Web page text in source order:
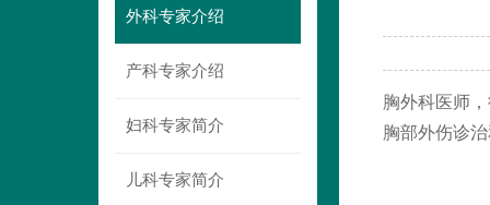
外科专家介绍
产科专家介绍
妇科专家简介
儿科专家简介
胸外科医师
胸部外伤诊